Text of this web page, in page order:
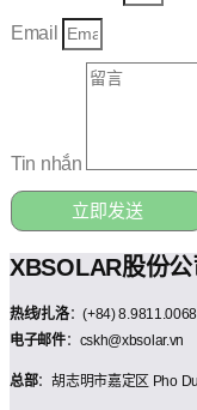
Email
Tin nhắn
立即发送
XBSOLAR股份公
热线/扎洛：(+84) 8.9811.0068
电子邮件：cskh@xbsolar.vn
总部：胡志明市嘉定区 Pho